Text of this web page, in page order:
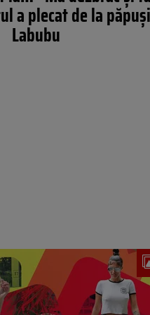
a plecat de la
Labubu